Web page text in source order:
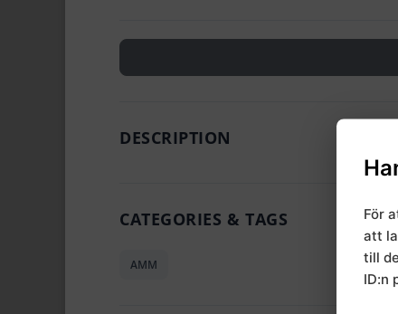
DESCRIPTION
CATEGORIES & TAGS
AMM
För
att
till
ID:n